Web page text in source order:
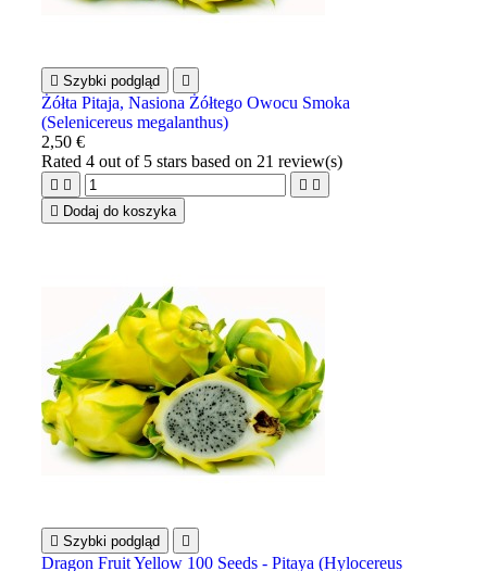
 Szybki podgląd 
Żółta Pitaja, Nasiona Żółtego Owocu Smoka
(Selenicereus megalanthus)
2,50 €
Rated4 out of 5 stars based on 21 review(s)
   
 Dodaj do koszyka
 Szybki podgląd 
Dragon Fruit Yellow 100 Seeds - Pitaya (Hylocereus